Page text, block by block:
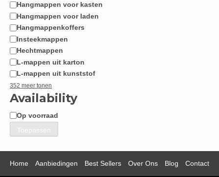
Hangmappen voor kasten
Hangmappen voor laden
Hangmappenkoffers
Insteekmappen
Hechtmappen
L-mappen uit karton
L-mappen uit kunststof
352 meer tonen
Availability
Beschikbaarheid
Op voorraad
Toepassen
Home Aanbiedingen Best Sellers Over Ons Blog Contact